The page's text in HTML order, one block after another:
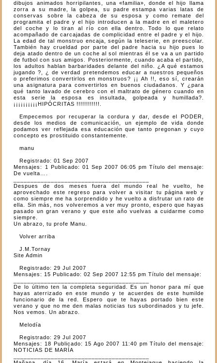
dibujos animados horripilantes, una «familia», donde el hijo llama
zorra a su madre, la golpea, su padre estampa varias latas de
conservas sobre la cabeza de su esposa y como remate del
programita el padre y el hijo introducen a la madre en el maletero
del coche y lo tiran al río con ella dentro. Todo lo que relato
acompañado de carcajadas de complicidad entre el padre y el hijo.
La edad de tal monstruo encaja, según la teleserie, en preescolar.
También hay crueldad por parte del padre hacia su hijo pues lo
deja atado dentro de un coche al sol mientras él se va a un partido
de futbol con sus amigos. Posteriormente, cuando acaba el partido,
los adultos hablan barbaridades delante del niño. ¿A qué estamos
jugando ?, ¿ de verdad pretendemos educar a nuestros pequeños
o preferimos convertirlos en monstruos? ¡¡ Ah !!, eso sí, crearán
una asignatura para convertirlos en buenos ciudadanos. Y ¿para
qué tanto lavado de cerebro con el maltrato de género cuando en
esta serie la esposa es insultada, golpeada y humillada?.
¡¡¡¡¡¡¡¡¡¡HIPÓCRITAS !!!!!!!!!!!!.
Empecemos por recuperar la cordura y dar, desde el PODER,
desde los medios de comunicación, un ejemplo de vida donde
podamos ver reflejada esa educación que tanto pregonan y cuyo
concepto es prostituido constantemente.
manu
Registrado: 01 Sep 2007
Mensajes: 1 Publicado: 01 Sep 2007 06:05 pm Título del mensaje:
De vuelta….
Despues de dos meses fuera del mundo real he vuelto, he
aprovechado este regreso para volver a visitar tu página web y
como siempre me ha sorprendido y he vuelto a disfrutar un rato de
ella. Sin más, nos volveremos a ver muy pronto, espero que hayas
pasado un gran verano y que este año vuelvas a cuidarme como
siempre.
Un abrazo, tu profe Manu.
Volver arriba
J.M.Tornay
Site Admin
Registrado: 29 Jul 2007
Mensajes: 15 Publicado: 02 Sep 2007 12:55 pm Título del mensaje:
De lo último ten la completa seguridad. Es un honor para mí que
hayas aterrizado en este mundo y te acuerdes de este humilde
funcionario de la red. Espero que te hayas portado bien este
verano y que no me den malas noticias tus subordinados y tu jefe.
Nos vemos. Un abrazo.
Melodía
Registrado: 29 Jul 2007
Mensajes: 18 Publicado: 15 Ago 2007 11:40 pm Título del mensaje:
NOTICIAS DE MARÍA